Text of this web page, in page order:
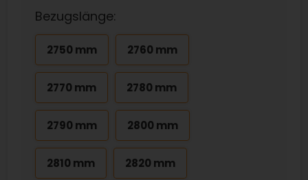
Bezugslänge:
2750 mm 2760 mm
2770 mm 2780 mm
2790 mm 2800 mm
2810 mm 2820 mm